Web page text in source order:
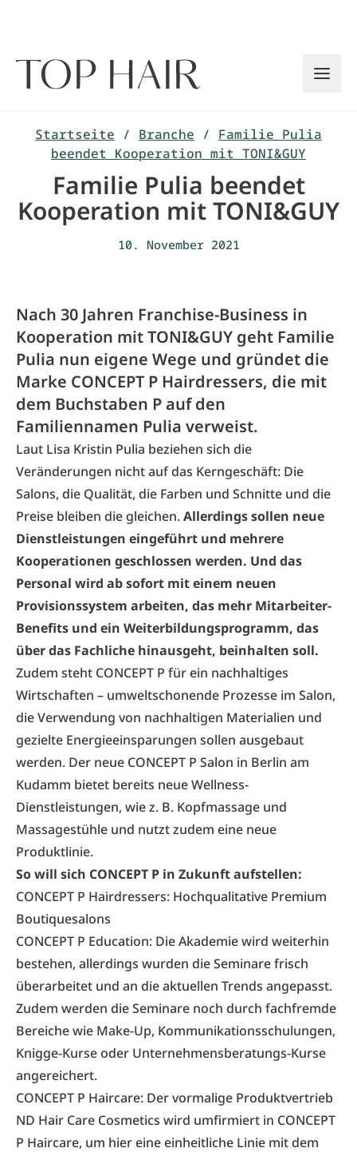
Startseite / Branche / Familie Pulia
beendet Kooperation mit TONI&GUY
Familie Pulia beendet
Kooperation mit TONI&GUY
10. November 2021
Nach 30 Jahren Franchise-Business in
Kooperation mit TONI&GUY geht Familie
Pulia nun eigene Wege und gründet die
Marke CONCEPT P Hairdressers, die mit
dem Buchstaben P auf den
Familiennamen Pulia verweist.
Laut Lisa Kristin Pulia beziehen sich die
Veränderungen nicht auf das Kerngeschäft: Die
Salons, die Qualität, die Farben und Schnitte und die
Preise bleiben die gleichen.Allerdings sollen neue
Dienstleistungen eingeführt und mehrere
Kooperationen geschlossen werden. Und das
Personal wird ab sofort mit einem neuen
Provisionssystem arbeiten, das mehr Mitarbeiter-
Benefits und ein Weiterbildungsprogramm, das
über das Fachliche hinausgeht, beinhalten soll.
Zudem steht CONCEPT P für ein nachhaltiges
Wirtschaften – umweltschonende Prozesse im Salon,
die Verwendung von nachhaltigen Materialien und
gezielte Energieeinsparungen sollen ausgebaut
werden. Der neue CONCEPT P Salon in Berlin am
Kudamm bietet bereits neue Wellness-
Dienstleistungen, wie z. B. Kopfmassage und
Massagestühle und nutzt zudem eine neue
Produktlinie.
So will sich CONCEPT P in Zukunft aufstellen:
CONCEPT P Hairdressers: Hochqualitative Premium
Boutiquesalons
CONCEPT P Education: Die Akademie wird weiterhin
bestehen, allerdings wurden die Seminare frisch
überarbeitet und an die aktuellen Trends angepasst.
Zudem werden die Seminare noch durch fachfremde
Bereiche wie Make-Up, Kommunikationsschulungen,
Knigge-Kurse oder Unternehmensberatungs-Kurse
angereichert.
CONCEPT P Haircare: Der vormalige Produktvertrieb
ND Hair Care Cosmetics wird umfirmiert in CONCEPT
P Haircare, um hier eine einheitliche Linie mit dem